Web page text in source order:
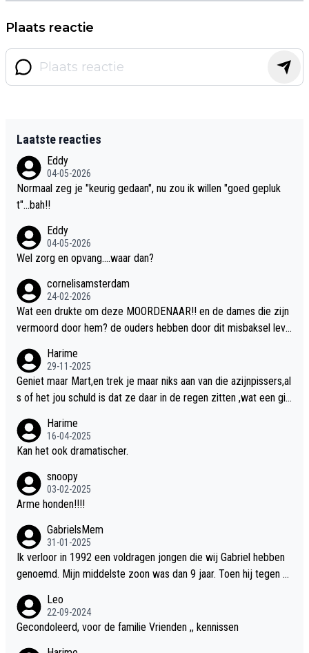
Plaats reactie
Laatste reacties
Eddy
04-05-2026
Normaal zeg je "keurig gedaan", nu zou ik willen "goed gepluk
t"...bah!!
Eddy
04-05-2026
Wel zorg en opvang....waar dan?
cornelisamsterdam
24-02-2026
Wat een drukte om deze MOORDENAAR!! en de dames die zijn
vermoord door hem? de ouders hebben door dit misbaksel leve
t!!
Harime
29-11-2025
Geniet maar Mart,en trek je maar niks aan van die azijnpissers,al
s of het jou schuld is dat ze daar in de regen zitten ,wat een gill
Harime
16-04-2025
Kan het ook dramatischer.
snoopy
03-02-2025
Arme honden!!!!
GabrielsMem
31-01-2025
Ik verloor in 1992 een voldragen jongen die wij Gabriel hebben
genoemd. Mijn middelste zoon was dan 9 jaar. Toen hij tegen d
verteld in Groningen. Ik gun Anouk en Douwe Bob hun rouw verd
riet en als ervaringsdeskundige heb ik zeker begrip hiervoor. Wa
Leo
22-09-2024
Gecondoleerd, voor de familie Vrienden ,, kennissen